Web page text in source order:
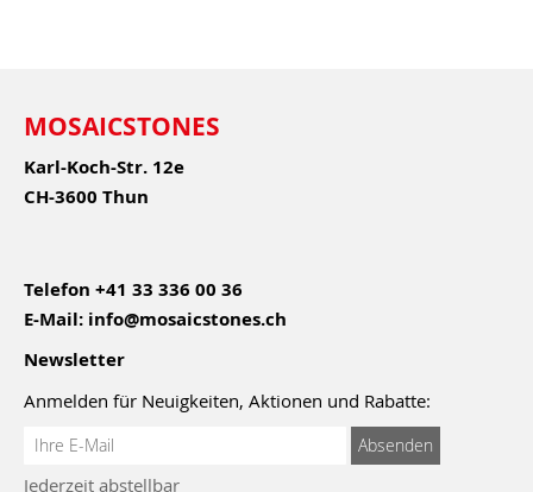
MOSAICSTONES
Karl-Koch-Str. 12e
CH-3600 Thun
Telefon +41 33 336 00 36
E-Mail: info@mosaicstones.ch
Newsletter
Anmelden für Neuigkeiten, Aktionen und Rabatte:
Anmeldung
Absenden
Jederzeit abstellbar